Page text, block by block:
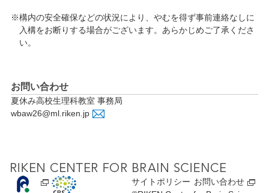
構内の安全確保などの状況により、やむを得ず事前連絡なしに
入構をお断りする場合がございます。あらかじめご了承くださ
い。
お問い合わせ
夏休み高校生理科教室 事務局
wbaw26@ml.riken.jp
サイトポリシー お問い合わせ